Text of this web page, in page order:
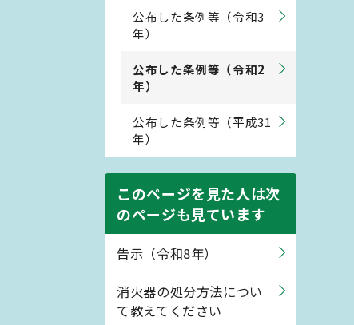
公布した条例等（令和3
年）
公布した条例等（令和2
年）
公布した条例等（平成31
年）
このページを見た人は次
のページも見ています
告示（令和8年）
消火器の処分方法につい
て教えてください